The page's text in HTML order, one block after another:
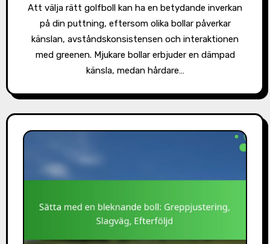
Att välja rätt golfboll kan ha en betydande inverkan
på din puttning, eftersom olika bollar påverkar
känslan, avståndskonsistensen och interaktionen
med greenen. Mjukare bollar erbjuder en dämpad
känsla, medan hårdare…